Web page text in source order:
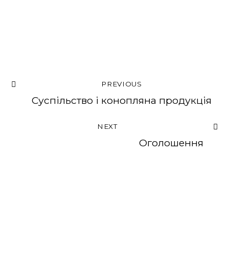
PREVIOUS
Суспільство і конопляна продукція
NEXT
Оголошення